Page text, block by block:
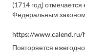
(1714 год) отмечается
Федеральным
https://
Повторяется ежегодно